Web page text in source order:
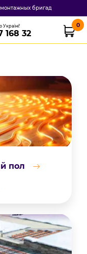
бригад
Україні!
168 32
0
пол